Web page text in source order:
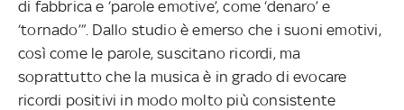
di fabbrica e ‘parole emotive’, come ‘denaro’ e
‘tornado’”. Dallo studio è emerso che i suoni emotivi,
così come le parole, suscitano ricordi, ma
soprattutto che la musica è in grado di evocare
ricordi positivi in modo molto più consistente